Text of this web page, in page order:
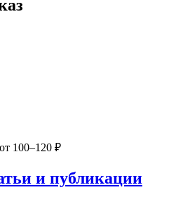
100–120 ₽
и публикации